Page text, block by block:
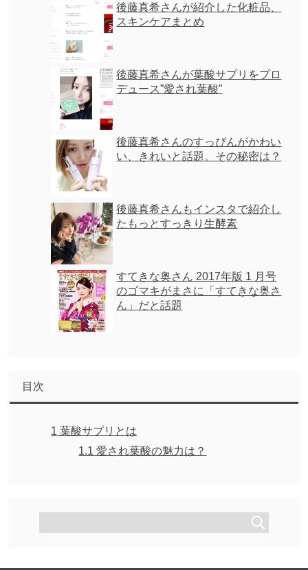
後藤真希さんが紹介した化粧品、
スキンケアまとめ
後藤真希さんが葉酸サプリをプロ
デュース”愛され葉酸”
後藤真希さんのすっぴんがかわい
い、きれいと話題。その秘密は？
後藤真希さんもインスタで紹介し
たもっとすっきり生酵素
すてきな奥さん 2017年版 1 月号
のゴマキがまさに「すてきな奥さ
ん」だと話題
目次
1 葉酸サプリとは
1.1 愛され葉酸の魅力は？